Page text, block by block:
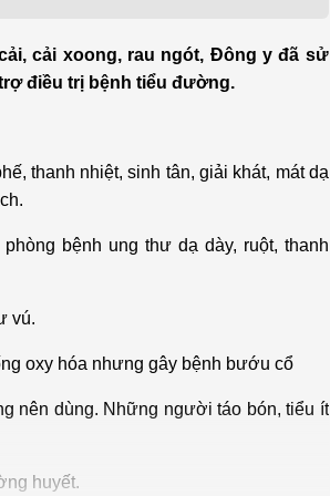
Ngoại khoa
thần
Nam học
cải xoong, rau ngót, Đông y đã sử
điều trị bệnh tiểu đường.
thanh nhiệt, sinh tân, giải khát, mát dạ
bệnh ung thư dạ dày, ruột, thanh
vú.
oxy hóa nhưng gây bệnh bướu cổ
nên dùng. Những người táo bón, tiểu ít
huyết.